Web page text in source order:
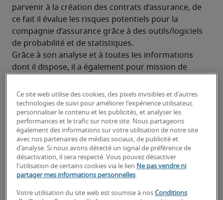
parvenir à la création des contrats d’assurance, de
ce fait il évalue les risques potentiels pour la
compagnie d’assurance grâce à des outils/logiciels
de probabilité et de statistiques.
Grâce à son analyse et à toutes les informations
dont il dispose, il a également pour mission de
ne serait plus adapté, il réalise de nouveaux calculs
pour trouver la formule adéquate pour l’assuré et
pour l’entreprise.
Quelles sont les compétences et
qualités requises pour un
actuaire ?
Ce site web utilise des cookies, des pixels invisibles et d'autres
technologies de suivi pour améliorer l'expérience utilisateur,
personnaliser le contenu et les publicités, et analyser les
performances et le trafic sur notre site. Nous partageons
également des informations sur votre utilisation de notre site
avec nos partenaires de médias sociaux, de publicité et
d'analyse. Si nous avons détecté un signal de préférence de
désactivation, il sera respecté. Vous pouvez désactiver
l'utilisation de certains cookies via le lien Ne pas vendre ni
partager mes informations personnelles.
Votre utilisation du site web est soumise à nosConditions